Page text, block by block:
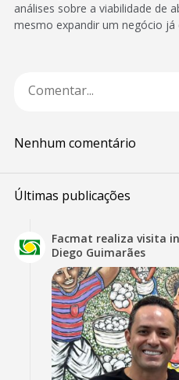
análises sobre a viabilidade de
mesmo expandir um negócio já
Nenhum comentário
Últimas publicações
Facmat realiza visita
Diego Guimarães